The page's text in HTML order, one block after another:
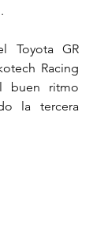
Toyota GR
Racing
buen ritmo
la tercera